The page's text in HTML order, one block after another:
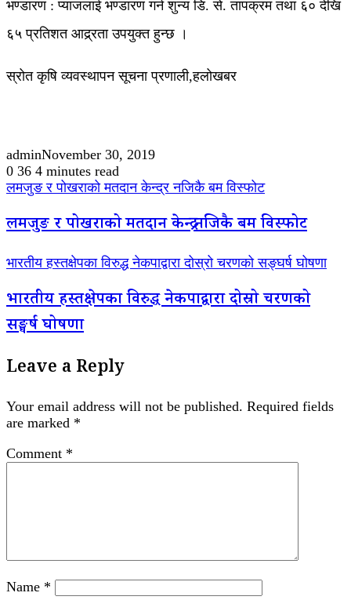
भण्डारण : प्याजलाई भण्डारण गर्न शुन्य डि. से. तापक्रम तथा ६० देखि
६५ प्रतिशत आद्र्रता उपयुक्त हुन्छ ।
स्रोत कृषि व्यवस्थापन सूचना प्रणाली,हलोखबर
adminNovember 30, 2019
0 36 4 minutes read
लमजुङ र पोखराको मतदान केन्द्र नजिकै बम विस्फोट
लमजुङ र पोखराको मतदान केन्द्र नजिकै बम विस्फोट
भारतीय हस्तक्षेपका विरुद्ध नेकपाद्वारा दोस्रो चरणको सङ्घर्ष घोषणा
भारतीय हस्तक्षेपका विरुद्ध नेकपाद्वारा दोस्रो चरणको
सङ्घर्ष घोषणा
Leave a Reply
Your email address will not be published. Required fields
are marked *
Comment *
Name *